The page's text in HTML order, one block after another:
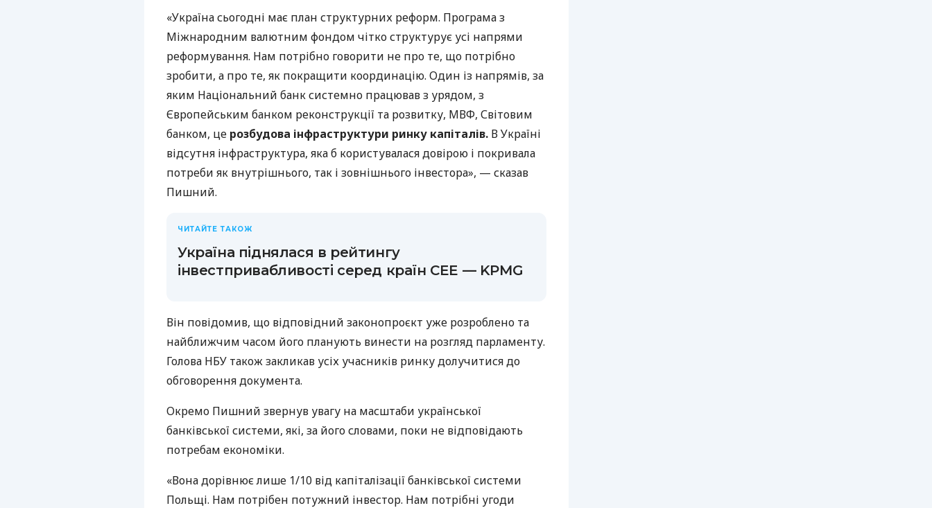
«Україна сьогодні має план структурних реформ. Програма з
Міжнародним валютним фондом чітко структурує усі напрями
реформування. Нам потрібно говорити не про те, що потрібно
зробити, а про те, як покращити координацію. Один із напрямів, за
яким Національний банк системно працював з урядом, з
Європейським банком реконструкції та розвитку, МВФ, Світовим
банком, це розбудова інфраструктури ринку капіталів. В Україні
відсутня інфраструктура, яка б користувалася довірою і покривала
потреби як внутрішнього, так і зовнішнього інвестора», — сказав
Пишний.
ЧИТАЙТЕ ТАКОЖ
Україна піднялася в рейтингу
інвестпривабливості серед країн CEE — KPMG
Він повідомив, що відповідний законопроєкт уже розроблено та
найближчим часом його планують винести на розгляд парламенту.
Голова НБУ також закликав усіх учасників ринку долучитися до
обговорення документа.
Окремо Пишний звернув увагу на масштаби української
банківської системи, які, за його словами, поки не відповідають
потребам економіки.
«Вона дорівнює лише 1/10 від капіталізації банківської системи
Польщі. Нам потрібен потужний інвестор. Нам потрібні угоди